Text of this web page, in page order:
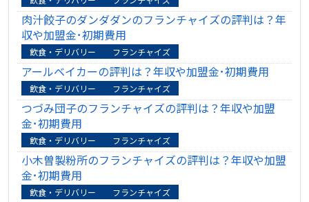
肉汁餃子のダンダダンのフランチャイズの評判は？年
収や加盟金･初期費用
飲食・デリバリー フランチャイズ
アールベイカーの評判は？年収や加盟金･初期費用
飲食・デリバリー フランチャイズ
つづみ団子のフランチャイズの評判は？年収や加盟
金･初期費用
飲食・デリバリー フランチャイズ
小木曽製粉所のフランチャイズの評判は？年収や加盟
金･初期費用
飲食・デリバリー フランチャイズ